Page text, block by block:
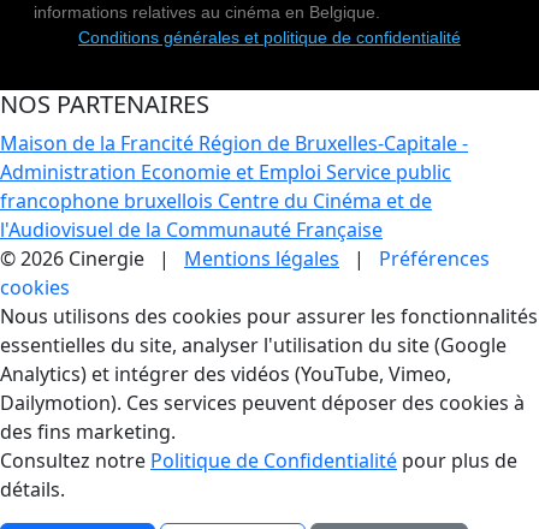
informations relatives au cinéma en Belgique.
Conditions générales et politique de confidentialité
NOS PARTENAIRES
Maison de la Francité Région de Bruxelles-Capitale -
Administration Economie et Emploi Service public
francophone bruxellois Centre du Cinéma et de
l'Audiovisuel de la Communauté Française
© 2026 Cinergie | Mentions légales | Préférences
cookies
Gestion des Cookies
Nous utilisons des cookies pour assurer les fonctionnalités
essentielles du site, analyser l'utilisation du site (Google
Analytics) et intégrer des vidéos (YouTube, Vimeo,
Dailymotion). Ces services peuvent déposer des cookies à
des fins marketing.
Consultez notre Politique de Confidentialité pour plus de
détails.